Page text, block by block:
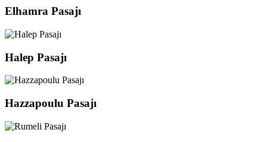
Elhamra Pasajı
Halep Pasajı
Hazzapoulu Pasajı